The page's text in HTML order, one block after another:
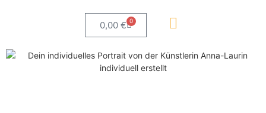
0,00 € 0